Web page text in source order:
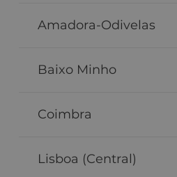
Amadora-Odivelas
Baixo Minho
Coimbra
Lisboa (Central)